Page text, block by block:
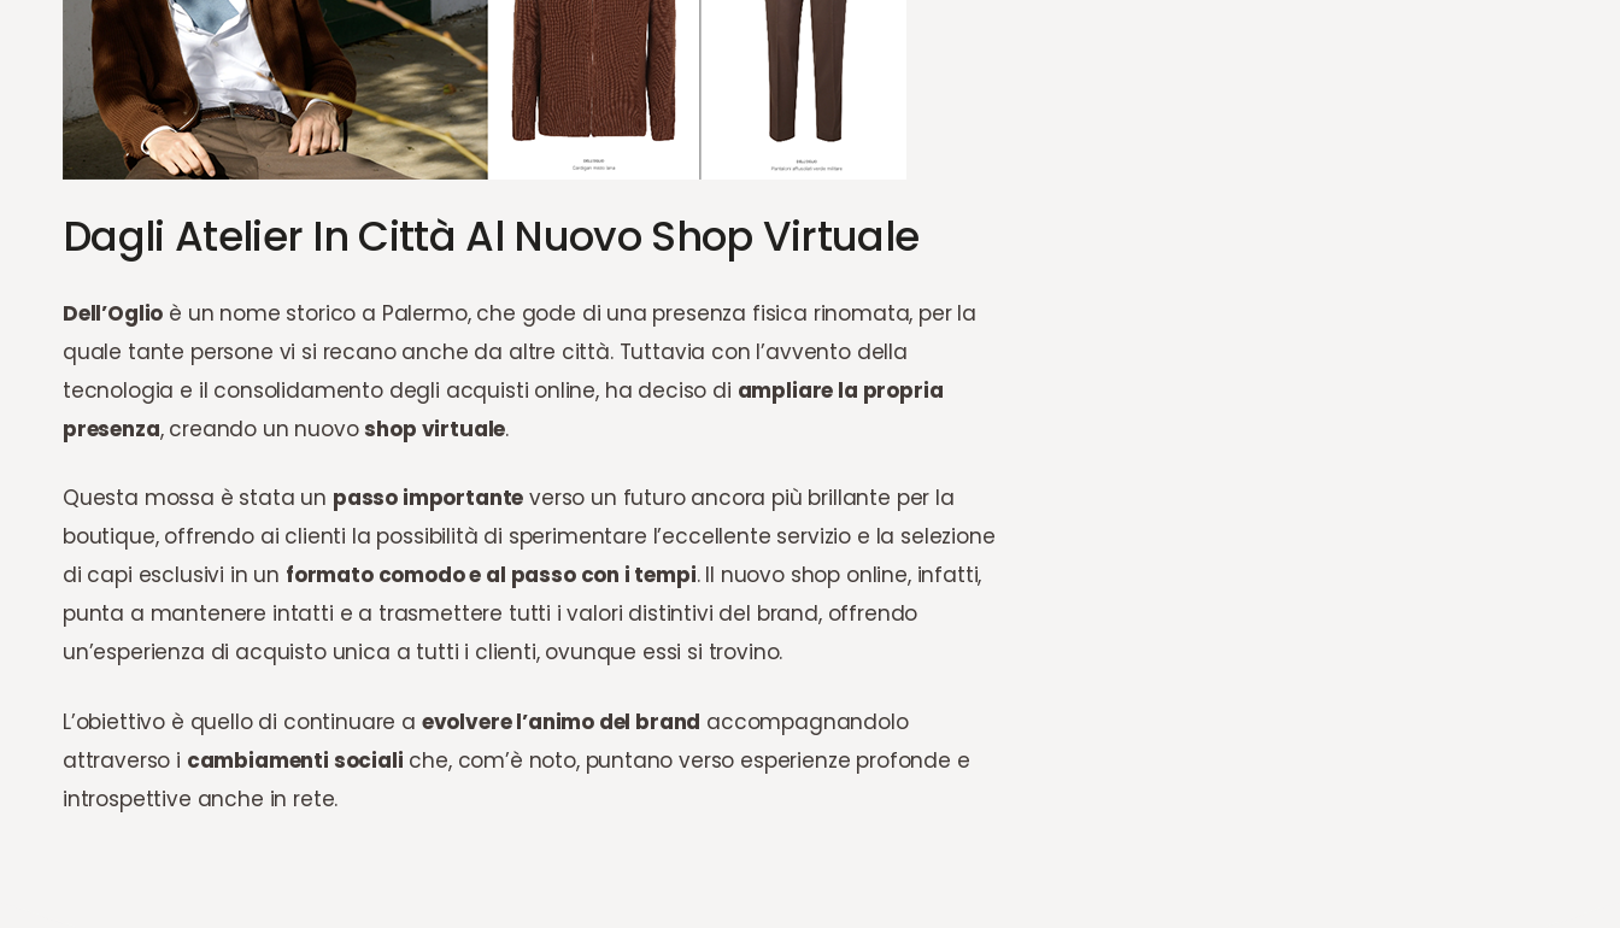
Dagli Atelier In Città Al Nuovo Shop Virtuale
Dell’Oglio è un nome storico a Palermo, che gode di una presenza fisica rinomata, per la
quale tante persone vi si recano anche da altre città. Tuttavia con l’avvento della
tecnologia e il consolidamento degli acquisti online, ha deciso di ampliare la propria
presenza, creando un nuovoshop virtuale.
Questa mossa è stata un passo importante verso un futuro ancora più brillante per la
boutique, offrendo ai clienti la possibilità di sperimentare l’eccellente servizio e la selezione
di capi esclusivi in un formato comodo e al passo con i tempi. Il nuovo shop online, infatti,
punta a mantenere intatti e a trasmettere tutti i valori distintivi del brand, offrendo
un’esperienza di acquisto unica a tutti i clienti, ovunque essi si trovino.
L’obiettivo è quello di continuare a evolvere l’animo del brand accompagnandolo
attraverso i cambiamenti sociali che, com’è noto, puntano verso esperienze profonde e
introspettive anche in rete.